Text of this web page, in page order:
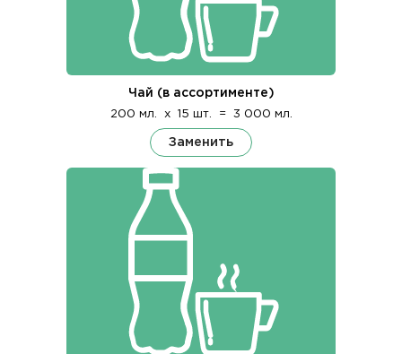
Чай (в ассортименте)
200 мл. x 15 шт. = 3 000 мл.
Заменить